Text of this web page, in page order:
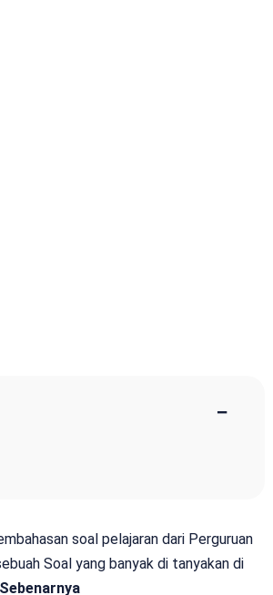
−
soal pelajaran dari Perguruan
Soal yang banyak di tanyakan di